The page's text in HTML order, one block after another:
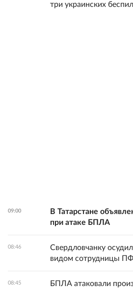
три украинских
09:00
В Татарстане
при атаке БПЛА
08:46
Свердловчанку
видом сотрудницы
08:45
БПЛА атаковали